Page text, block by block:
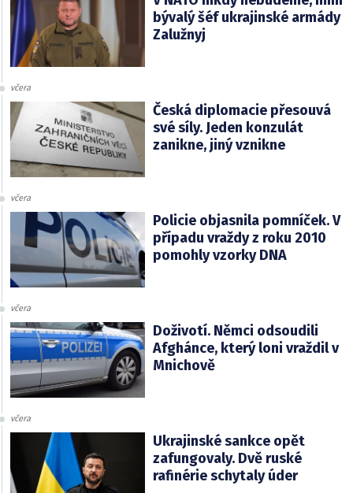
bývalý šéf ukrajinské armády
Zalužnyj
včera
Česká diplomacie přesouvá
své síly. Jeden konzulát
zanikne, jiný vznikne
včera
Policie objasnila pomníček. V
případu vraždy z roku 2010
pomohly vzorky DNA
včera
Doživotí. Němci odsoudili
Afghánce, který loni vraždil v
Mnichově
včera
Ukrajinské sankce opět
zafungovaly. Dvě ruské
rafinérie schytaly úder